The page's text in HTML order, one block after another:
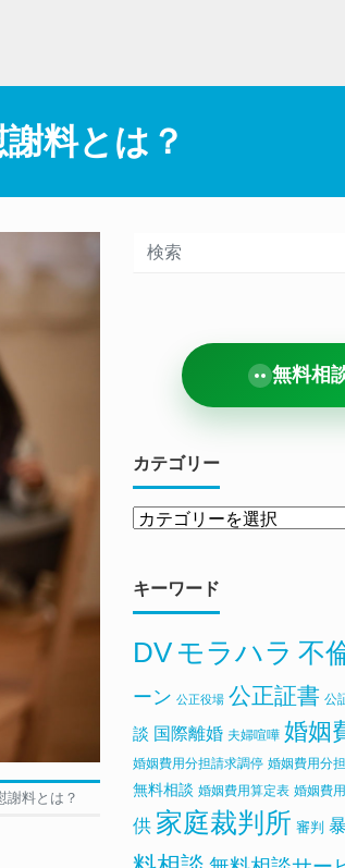
料とは？
謝料とは？
無料相
カテゴリー
キーワード
DV モラハラ 不
ーン 公正役場 公正証書 公
談 国際離婚 夫婦喧嘩 婚姻
婚姻費用分担請求調停 婚姻費用分
無料相談 婚姻費用算定表 婚姻費
供 家庭裁判所 審判